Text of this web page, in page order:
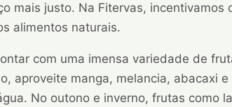
mais justo. Na Fitervas, incentivamos
alimentos naturais.
com uma imensa variedade de
aproveite manga, melancia, abacaxi e
No outono e inverno, frutas como